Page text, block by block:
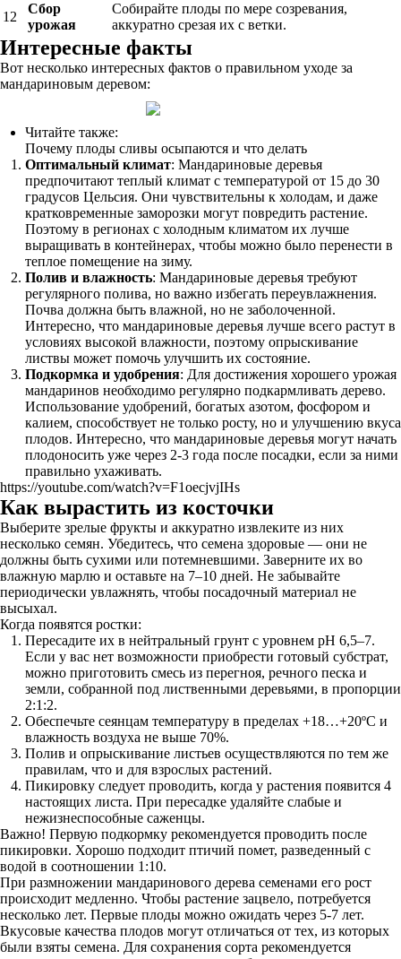
12
Сбор
урожая
Собирайте плоды по мере созревания,
аккуратно срезая их с ветки.
Интересные факты
Вот несколько интересных фактов о правильном уходе за
мандариновым деревом:
Читайте также:
Почему плоды сливы осыпаются и что делать
Оптимальный климат: Мандариновые деревья
предпочитают теплый климат с температурой от 15 до 30
градусов Цельсия. Они чувствительны к холодам, и даже
кратковременные заморозки могут повредить растение.
Поэтому в регионах с холодным климатом их лучше
выращивать в контейнерах, чтобы можно было перенести в
теплое помещение на зиму.
Полив и влажность: Мандариновые деревья требуют
регулярного полива, но важно избегать переувлажнения.
Почва должна быть влажной, но не заболоченной.
Интересно, что мандариновые деревья лучше всего растут в
условиях высокой влажности, поэтому опрыскивание
листвы может помочь улучшить их состояние.
Подкормка и удобрения: Для достижения хорошего урожая
мандаринов необходимо регулярно подкармливать дерево.
Использование удобрений, богатых азотом, фосфором и
калием, способствует не только росту, но и улучшению вкуса
плодов. Интересно, что мандариновые деревья могут начать
плодоносить уже через 2-3 года после посадки, если за ними
правильно ухаживать.
https://youtube.com/watch?v=F1oecjvjIHs
Как вырастить из косточки
Выберите зрелые фрукты и аккуратно извлеките из них
несколько семян. Убедитесь, что семена здоровые — они не
должны быть сухими или потемневшими. Заверните их во
влажную марлю и оставьте на 7–10 дней. Не забывайте
периодически увлажнять, чтобы посадочный материал не
высыхал.
Когда появятся ростки:
Пересадите их в нейтральный грунт с уровнем pH 6,5–7.
Если у вас нет возможности приобрести готовый субстрат,
можно приготовить смесь из перегноя, речного песка и
земли, собранной под лиственными деревьями, в пропорции
2:1:2.
Обеспечьте сеянцам температуру в пределах +18…+20ºС и
влажность воздуха не выше 70%.
Полив и опрыскивание листьев осуществляются по тем же
правилам, что и для взрослых растений.
Пикировку следует проводить, когда у растения появится 4
настоящих листа. При пересадке удаляйте слабые и
нежизнеспособные саженцы.
Важно! Первую подкормку рекомендуется проводить после
пикировки. Хорошо подходит птичий помет, разведенный с
водой в соотношении 1:10.
При размножении мандаринового дерева семенами его рост
происходит медленно. Чтобы растение зацвело, потребуется
несколько лет. Первые плоды можно ожидать через 5-7 лет.
Вкусовые качества плодов могут отличаться от тех, из которых
были взяты семена. Для сохранения сорта рекомендуется